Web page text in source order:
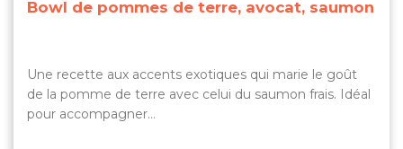
Bowl de pommes de terre, avocat, saumon
Une recette aux accents exotiques qui marie le goût
de la pomme de terre avec celui du saumon frais. Idéal
pour accompagner…